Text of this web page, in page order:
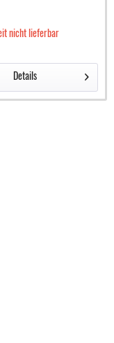
nicht lieferbar
Details